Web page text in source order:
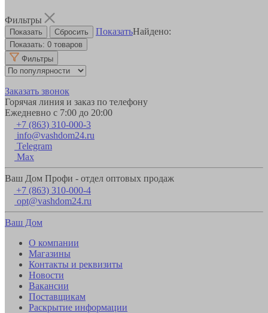
Фильтры
ПоказатьНайдено:
Показать: 0 товаров
Фильтры
Заказать звонок
Горячая линия и заказ по телефону
Ежедневно с 7:00 до 20:00
+7 (863) 310-000-3
info@vashdom24.ru
Telegram
Max
Ваш Дом Профи - отдел оптовых продаж
+7 (863) 310-000-4
opt@vashdom24.ru
Ваш Дом
О компании
Магазины
Контакты и реквизиты
Новости
Вакансии
Поставщикам
Раскрытие информации